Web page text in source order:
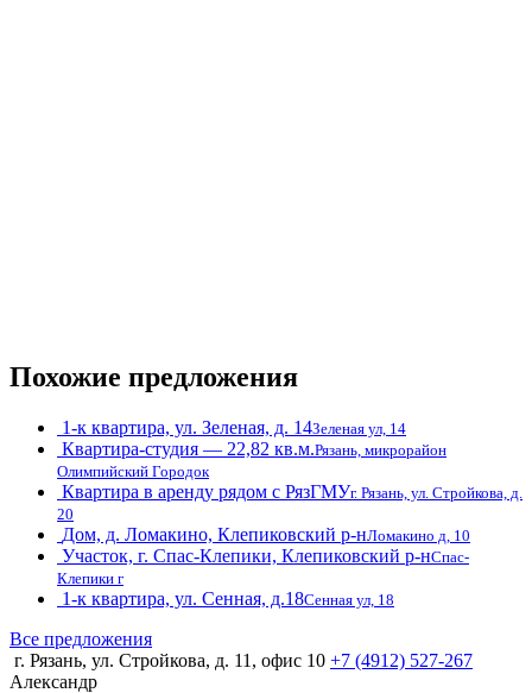
Похожие предложения
1-к квартира, ул. Зеленая, д. 14Зеленая ул, 14
Квартира-студия — 22,82 кв.м.Рязань, микрорайон
Олимпийский Городок
Квартира в аренду рядом с РязГМУг. Рязань, ул. Стройкова, д.
20
Дом, д. Ломакино, Клепиковский р-нЛомакино д, 10
Участок, г. Спас-Клепики, Клепиковский р-нСпас-
Клепики г
1-к квартира, ул. Сенная, д.18Сенная ул, 18
Все предложения
г. Рязань, ул. Стройкова, д. 11, офис 10 +7 (4912) 527-267
Александр